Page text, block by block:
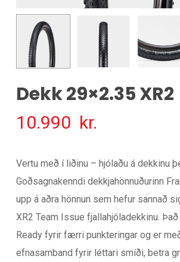
Dekk 29×2.35 XR2
10.990 kr.
Vertu með í liðinu – hjólaðu á dekkinu
Goðsagnakenndi dekkjahönnuðurinn
upp á aðra hönnun sem hefur sannað
XR2 Team Issue fjallahjóladekkinu.
Ready fyrir færri punkteringar og er
efnasamband fyrir léttari smíði, betra